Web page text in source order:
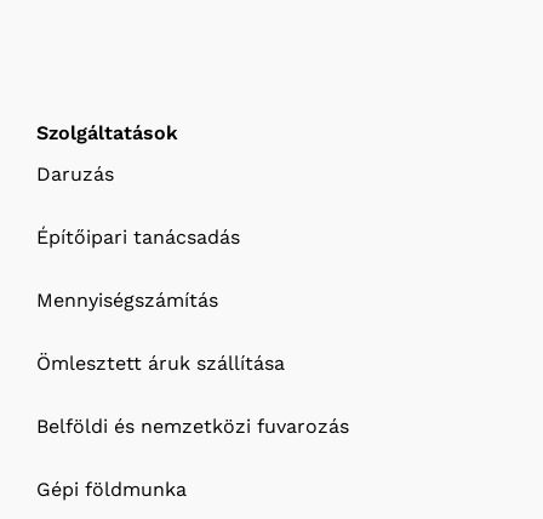
Szolgáltatások
Daruzás
Építőipari tanácsadás
Mennyiségszámítás
Ömlesztett áruk szállítása
Belföldi és nemzetközi fuvarozás
Gépi földmunka